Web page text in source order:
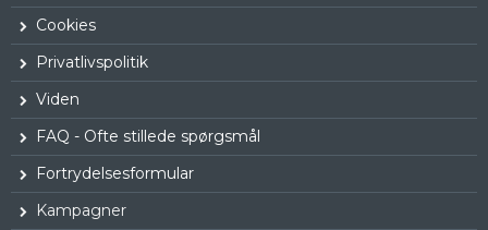
Cookies
Privatlivspolitik
Viden
FAQ - Ofte stillede spørgsmål
Fortrydelsesformular
Kampagner